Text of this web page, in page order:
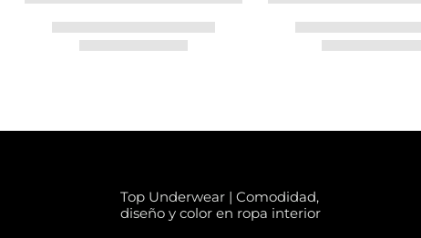
Top Underwear | Comodidad,
diseño y color en ropa interior